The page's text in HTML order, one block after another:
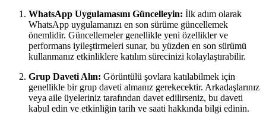
WhatsApp Uygulamasını Güncelleyin: İlk adım olarak
WhatsApp uygulamanızı en son sürüme güncellemek
önemlidir. Güncellemeler genellikle yeni özellikler ve
performans iyileştirmeleri sunar, bu yüzden en son sürümü
kullanmanız etkinliklere katılım sürecinizi kolaylaştırabilir.
Grup Daveti Alın: Görüntülü şovlara katılabilmek için
genellikle bir grup daveti almanız gerekecektir. Arkadaşlarınız
veya aile üyeleriniz tarafından davet edilirseniz, bu daveti
kabul edin ve etkinliğin tarih ve saati hakkında bilgi edinin.